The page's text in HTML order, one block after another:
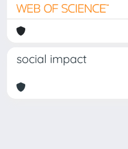
social impact